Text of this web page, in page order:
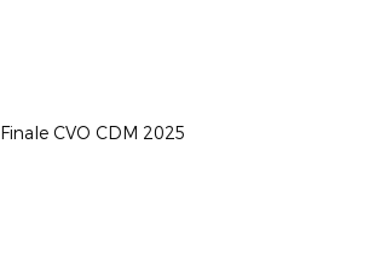
Finale CVO CDM 2025